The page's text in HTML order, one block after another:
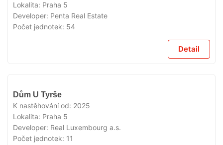
Lokalita: Praha 5
Developer: Penta Real Estate
Počet jednotek: 54
Detail
Dům U Tyrše
K nastěhování od: 2025
Lokalita: Praha 5
Developer: Real Luxembourg a.s.
Počet jednotek: 11